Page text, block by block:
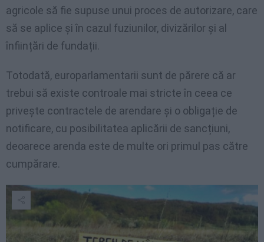
agricole să fie supuse unui proces de autorizare, care
să se aplice și în cazul fuziunilor, divizărilor și al
înființări de fundații.
Totodată, europarlamentarii sunt de părere că ar
trebui să existe controale mai stricte în ceea ce
privește contractele de arendare și o obligație de
notificare, cu posibilitatea aplicării de sancțiuni,
deoarece arenda este de multe ori primul pas către
cumpărare.